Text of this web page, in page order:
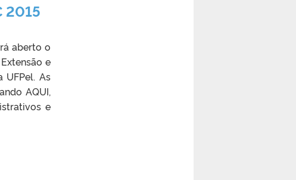
2015
aberto o
e
As
AQUI,
e